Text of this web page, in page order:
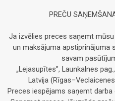
PREČU
Ja izvēlies preces saņemt
un maksājuma apstiprinājuma
savam
„Lejasupītes”, Launkalnes
Latvija
Preces iespējams saņemt darba